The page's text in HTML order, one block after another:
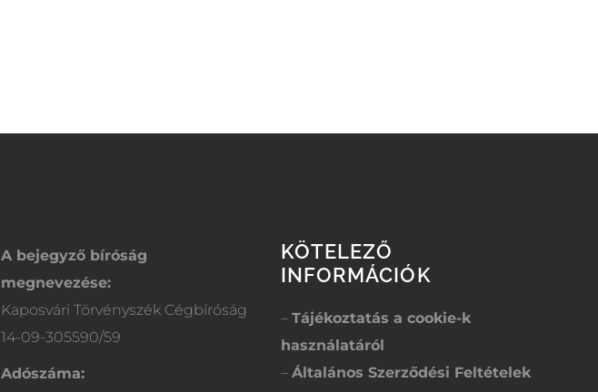
A bejegyző bíróság
megnevezése:
Kaposvári Törvényszék Cégbíróság
14-09-305590/59
Adószáma:
KÖTELEZŐ
INFORMÁCIÓK
– Tájékoztatás a cookie-k
használatáról
– Általános Szerződési Feltételek